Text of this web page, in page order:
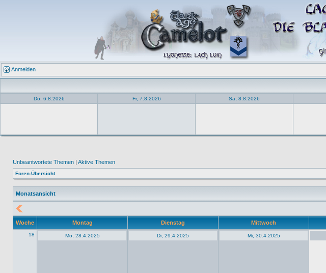
Anmelden
Do, 6.8.2026 Fr, 7.8.2026 Sa, 8.8.2026
Unbeantwortete Themen | Aktive Themen
Foren-Übersicht
Monatsansicht
Woche Montag Dienstag Mittwoch
18 Mo, 28.4.2025 Di, 29.4.2025 Mi, 30.4.2025